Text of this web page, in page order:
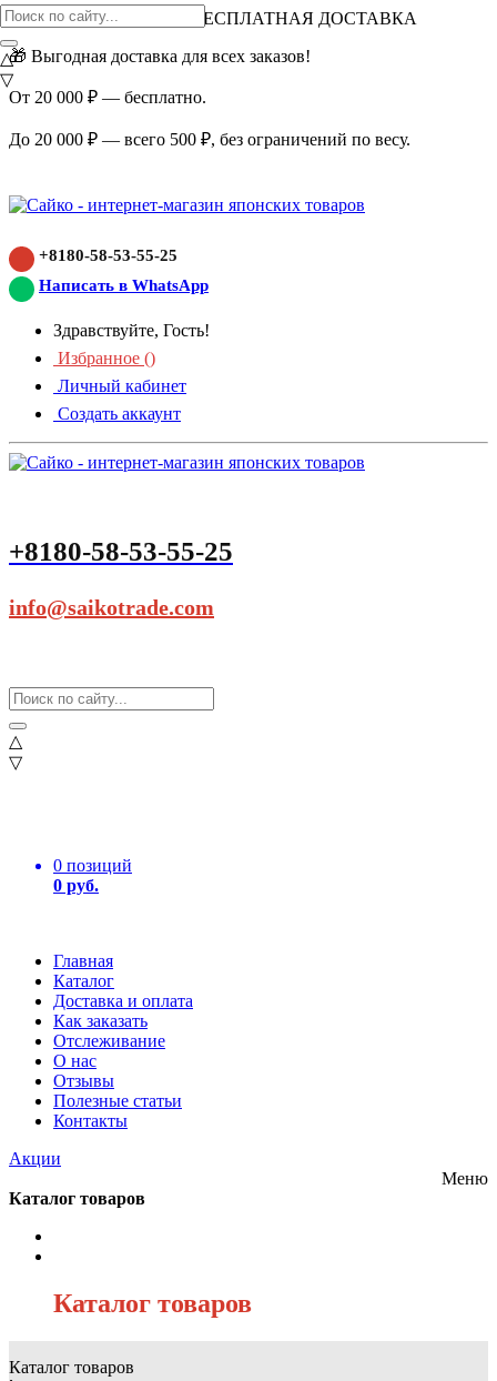
ВНИМАНИЕ АКЦИЯ!
БЕСПЛАТНАЯ ДОСТАВКА
🎁 Выгодная доставка для всех заказов!
От 20 000 ₽ — бесплатно.
До 20 000 ₽ — всего 500 ₽, без ограничений по весу.
+8180-58-53-55-25
Написать в WhatsApp
Здравствуйте, Гость!
Избранное ()
Личный кабинет
Создать аккаунт
+8180-58-53-55-25
info@saikotrade.com
△
▽
0 позиций
0 руб.
Главная
Каталог
Доставка и оплата
Как заказать
Отслеживание
О нас
Отзывы
Полезные статьи
Контакты
Акции
△
▽
Меню
Каталог товаров
Каталог товаров
Каталог товаров